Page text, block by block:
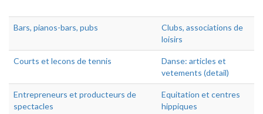
Bars, pianos-bars, pubs
Clubs, associations de
loisirs
Courts et lecons de tennis
Danse: articles et
vetements (detail)
Entrepreneurs et producteurs de
spectacles
Equitation et centres
hippiques